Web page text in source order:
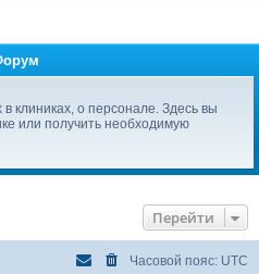
клиниках, о персонале. Здесь вы
или получить необходимую
Перейти
Часовой пояс: UTC